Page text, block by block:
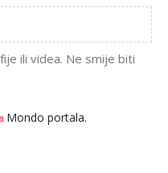
ili videa. Ne smije biti
Mondo portala.